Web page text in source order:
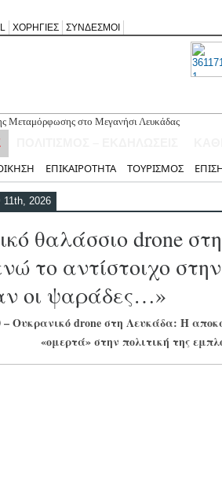
ΧΟΡΗΓΙΕΣ ΣΥΝΔΕΣΜΟΙ
Μεταμόρφωσης στο Μεγανήσι Λευκάδας
προμηθεύεται 40 αντίτυπα του λευκώματος
ομιλίες στον Ιερό Ναό Μεταμορφώσεως του
ώρες λειτουργίας του Περιφερειακού Ιατρείου
ΕΠΙΚΑΙΡΟΤΗΤΑ ΤΟΥΡΙΣΜΟΣ
11th, 2026
θαλάσσιο drone
το αντίστοιχο
οι ψαράδες…»
– Ουκρανικό drone στη Λευκάδα: Η
«ομερτά» στην πολιτική της